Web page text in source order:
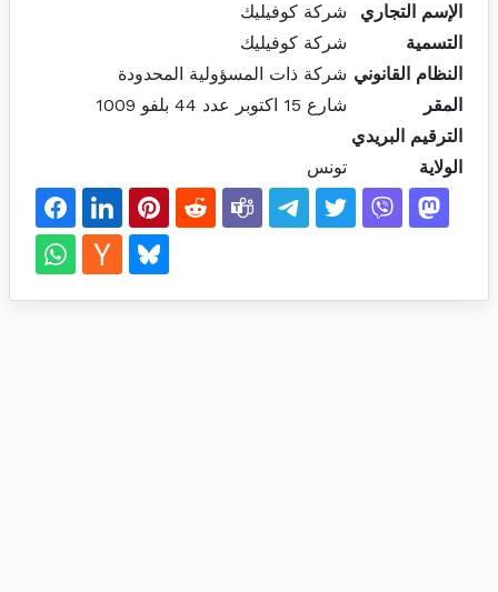
الإسم التجاري
شركة كوفيليك
التسمية
شركة كوفيليك
النظام القانوني شركة ذات المسؤولية المحدودة
المقر
شارع 15 اكتوبر عدد 44 بلفو 1009
الترقيم البريدي
الولاية
تونس